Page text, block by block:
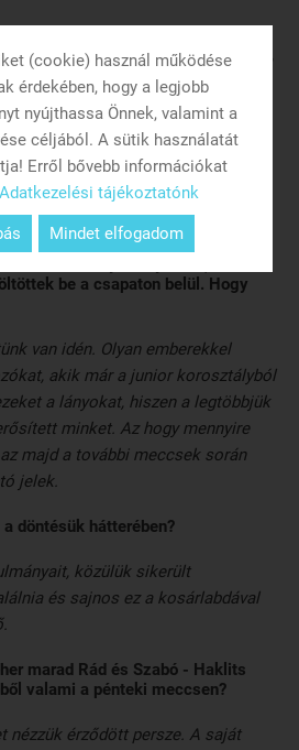
neki, hogy győzelemmel sikerült
szezont. Nem ismertük a Kanizsa
indulhattak el ebben a
róluk, hogy 3 meghatározó
kell figyelni, amit részben meg is
támadásban, mind
fejlődni, de összeségében
távozott a nyár folyamán, akik
be a csapaton belül. Hogy
van idén. Olyan emberekkel
akik már a junior korosztályból
a lányokat, hiszen a legtöbbjük
minket. Az hogy mennyire
majd a további meccsek során
jelek.
döntésük hátterében?
közülük sikerült
és sajnos ez a kosárlabdával
marad Rád és Szabó - Haklits
valami a pénteki meccsen?
nézzük érződött persze. A saját
Mindet elfogadom
(cookie) használ működése
érdekében, hogy a legjobb
nyújthassa Önnek, valamint a
céljából. A sütik használatát
Erről bővebb információkat
Adatkezelési tájékoztatónk